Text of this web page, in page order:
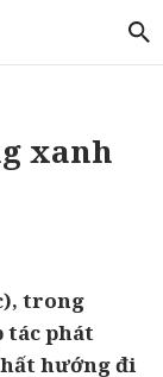
xanh
trong
tác phát
hướng đi